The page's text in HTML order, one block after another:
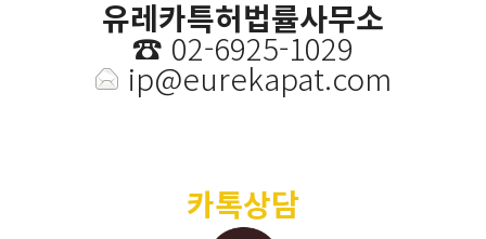
유레카특허법률사무소
☎️ 02-6925-1029
ip@eurekapat.com
카톡상담